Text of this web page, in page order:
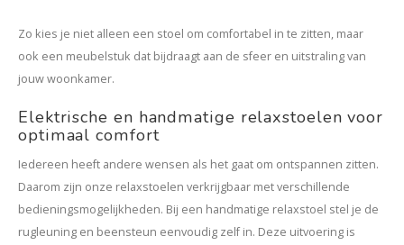
Zo kies je niet alleen een stoel om comfortabel in te zitten, maar
ook een meubelstuk dat bijdraagt aan de sfeer en uitstraling van
jouw woonkamer.
Elektrische en handmatige relaxstoelen voor
optimaal comfort
Iedereen heeft andere wensen als het gaat om ontspannen zitten.
Daarom zijn onze relaxstoelen verkrijgbaar met verschillende
bedieningsmogelijkheden. Bij een handmatige relaxstoel stel je de
rugleuning en beensteun eenvoudig zelf in. Deze uitvoering is